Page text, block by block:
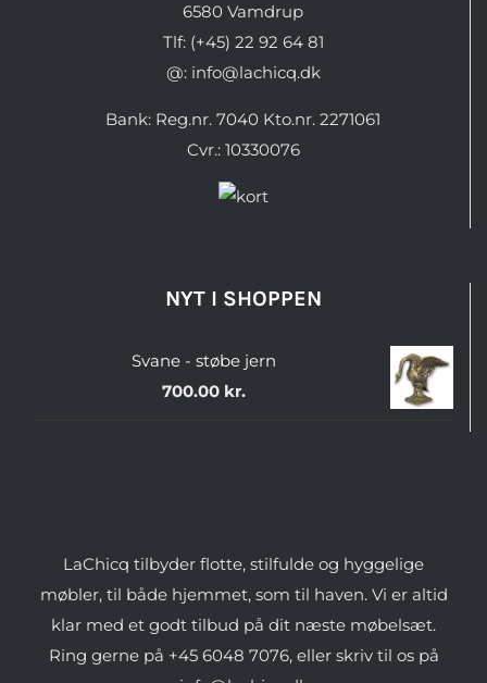
6580 Vamdrup
Tlf: (+45) 22 92 64 81
@: info@lachicq.dk
Bank: Reg.nr. 7040 Kto.nr. 2271061
Cvr.: 10330076
NYT I SHOPPEN
Svane - støbe jern
700.00 kr.
LaChicq tilbyder flotte, stilfulde og hyggelige
møbler, til både hjemmet, som til haven. Vi er altid
klar med et godt tilbud på dit næste møbelsæt.
Ring gerne på +45 6048 7076, eller skriv til os på